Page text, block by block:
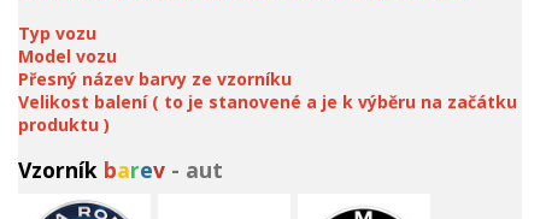
Typ vozu
Model vozu
Přesný název barvy ze vzorníku
Velikost balení ( to je stanovené a je k výběru na začátku
produktu )
Vzorník barev - aut